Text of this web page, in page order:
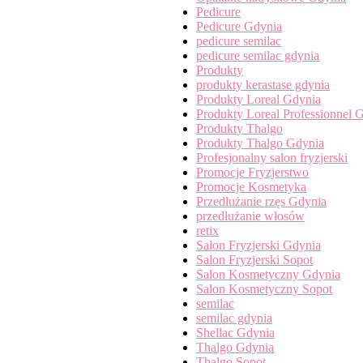
Pedicure
Pedicure Gdynia
pedicure semilac
pedicure semilac gdynia
Produkty
produkty kerastase gdynia
Produkty Loreal Gdynia
Produkty Loreal Professionnel
Produkty Thalgo
Produkty Thalgo Gdynia
Profesjonalny salon fryzjerski
Promocje Fryzjerstwo
Promocje Kosmetyka
Przedłużanie rzęs Gdynia
przedłużanie włosów
retix
Salon Fryzjerski Gdynia
Salon Fryzjerski Sopot
Salon Kosmetyczny Gdynia
Salon Kosmetyczny Sopot
semilac
semilac gdynia
Shellac Gdynia
Thalgo Gdynia